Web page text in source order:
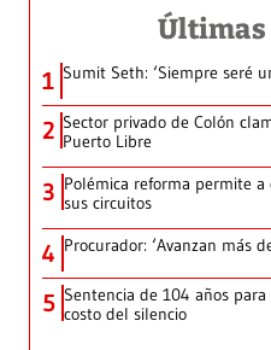
1 Sumit Seth: ‘Siempre seré
2 Sector privado de Colón
Puerto Libre
3 Polémica reforma permite a
sus circuitos
4 Procurador: ‘Avanzan más
5 Sentencia de 104 años
costo del silencio